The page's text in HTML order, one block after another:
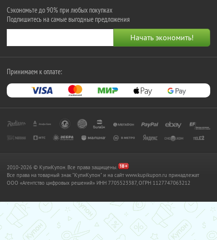
Сэкономьте до 90% при любых покупках
Подпишитесь на самые выгодные предложения
Принимаем к оплате:
2010-2026 © КупиКупон. Все права защищены.
Все права на товарный знак "КупиКупон" и на сайт www.kupikupon.ru принадлежат
OOO «Агентство цифровых решений» ИНН 7705523387, ОГРН 1127747063212